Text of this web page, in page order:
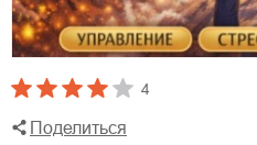
4
Поделиться